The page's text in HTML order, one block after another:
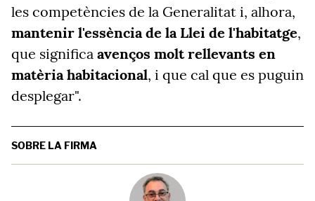
les competències de la Generalitat i, alhora,
mantenir l'essència de la Llei de l'habitatge,
que significa avenços molt rellevants en
matèria habitacional, i que cal que es puguin
desplegar".
SOBRE LA FIRMA